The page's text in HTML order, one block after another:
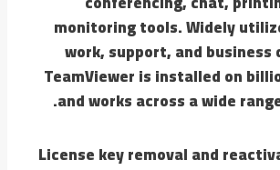
monitoring tools. Widely
work, support, and
TeamViewer is installed on
and works across a wide
License key removal and